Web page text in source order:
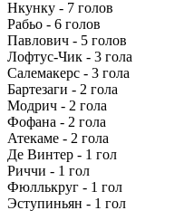
Нкунку - 7 голов
Рабьо - 6 голов
Павлович - 5 голов
Лофтус-Чик - 3 гола
Салемакерс - 3 гола
Бартезаги - 2 гола
Модрич - 2 гола
Фофана - 2 гола
Атекаме - 2 гола
Де Винтер - 1 гол
Риччи - 1 гол
Фюллькруг - 1 гол
Эступиньян - 1 гол